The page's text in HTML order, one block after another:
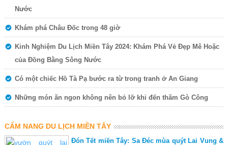
Nước
Khám phá Châu Đốc trong 48 giờ
Kinh Nghiệm Du Lịch Miền Tây 2024: Khám Phá Vẻ Đẹp Mê Hoặc
của Đồng Bằng Sông Nước
Có một chiếc Hồ Tà Pạ bước ra từ trong tranh ở An Giang
Những món ăn ngon không nên bỏ lỡ khi đến thăm Gò Công
CẨM NANG DU LỊCH MIỀN TÂY
Đón Tết miền Tây: Sa Đéc mùa quýt Lai Vung &